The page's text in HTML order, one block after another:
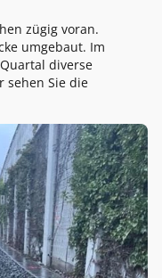
zügig voran.
umgebaut. Im
diverse
sehen Sie die